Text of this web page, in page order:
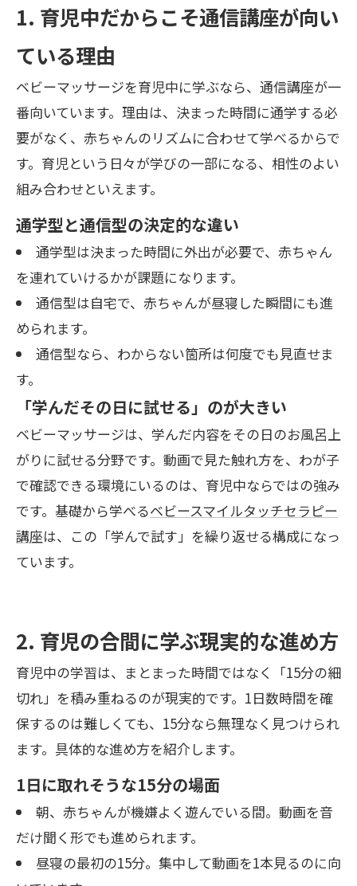
1. 育児中だからこそ通信講座が向い
ている理由
ベビーマッサージを育児中に学ぶなら、通信講座が一
番向いています。理由は、決まった時間に通学する必
要がなく、赤ちゃんのリズムに合わせて学べるからで
す。育児という日々が学びの一部になる、相性のよい
組み合わせといえます。
通学型と通信型の決定的な違い
通学型は決まった時間に外出が必要で、赤ちゃん
を連れていけるかが課題になります。
通信型は自宅で、赤ちゃんが昼寝した瞬間にも進
められます。
通信型なら、わからない箇所は何度でも見直せま
す。
「学んだその日に試せる」のが大きい
ベビーマッサージは、学んだ内容をその日のお風呂上
がりに試せる分野です。動画で見た触れ方を、わが子
で確認できる環境にいるのは、育児中ならではの強み
です。基礎から学べるベビースマイルタッチセラピー
講座は、この「学んで試す」を繰り返せる構成になっ
ています。
2. 育児の合間に学ぶ現実的な進め方
育児中の学習は、まとまった時間ではなく「15分の細
切れ」を積み重ねるのが現実的です。1日数時間を確
保するのは難しくても、15分なら無理なく見つけられ
ます。具体的な進め方を紹介します。
1日に取れそうな15分の場面
朝、赤ちゃんが機嫌よく遊んでいる間。動画を音
だけ聞く形でも進められます。
昼寝の最初の15分。集中して動画を1本見るのに向